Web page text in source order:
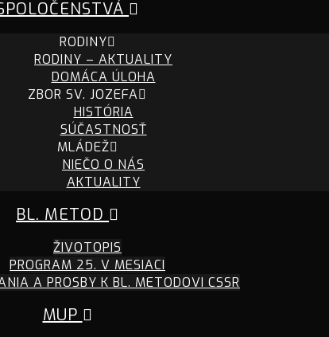
RODINY
RODINY – AKTUALITY
DOMÁCA ÚLOHA
ZBOR SV. JOZEFA
HISTÓRIA
SÚČASTNOSŤ
MLÁDEŽ
NIEČO O NÁS
AKTUALITY
BL. METOD
ŽIVOTOPIS
PROGRAM 25. V MESIACI
A PROSBY K BL. METODOVI CSSR
MUP